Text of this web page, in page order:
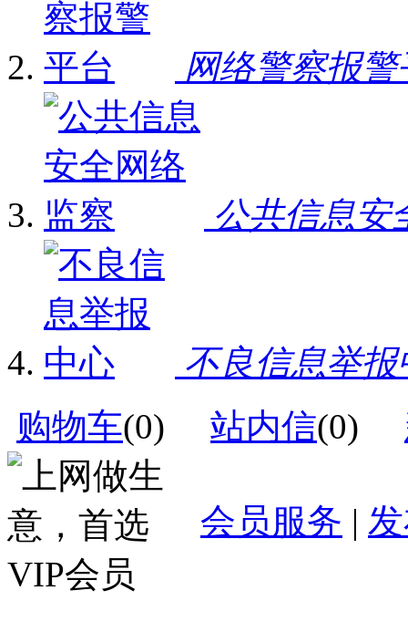
网络警察报警
公共信息安
不良信息举报
购物车(0) 站内信(0)
会员服务 |